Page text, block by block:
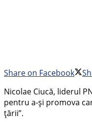
Share on Facebook
Nicolae Ciucă, liderul
pentru a-și promova
țării”.